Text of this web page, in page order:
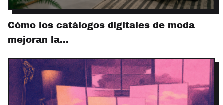
Cómo los catálogos digitales de moda
mejoran la…